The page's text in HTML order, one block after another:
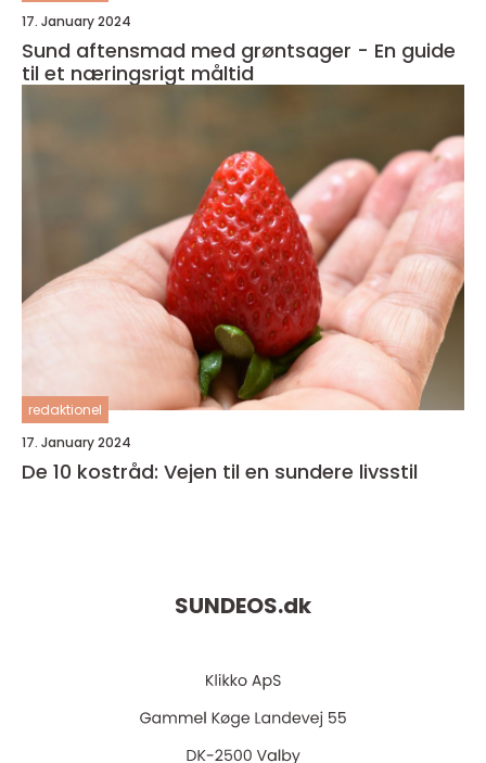
17. January 2024
Sund aftensmad med grøntsager - En guide
til et næringsrigt måltid
redaktionel
17. January 2024
De 10 kostråd: Vejen til en sundere livsstil
SUNDEOS.dk